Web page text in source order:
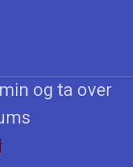
og ta over